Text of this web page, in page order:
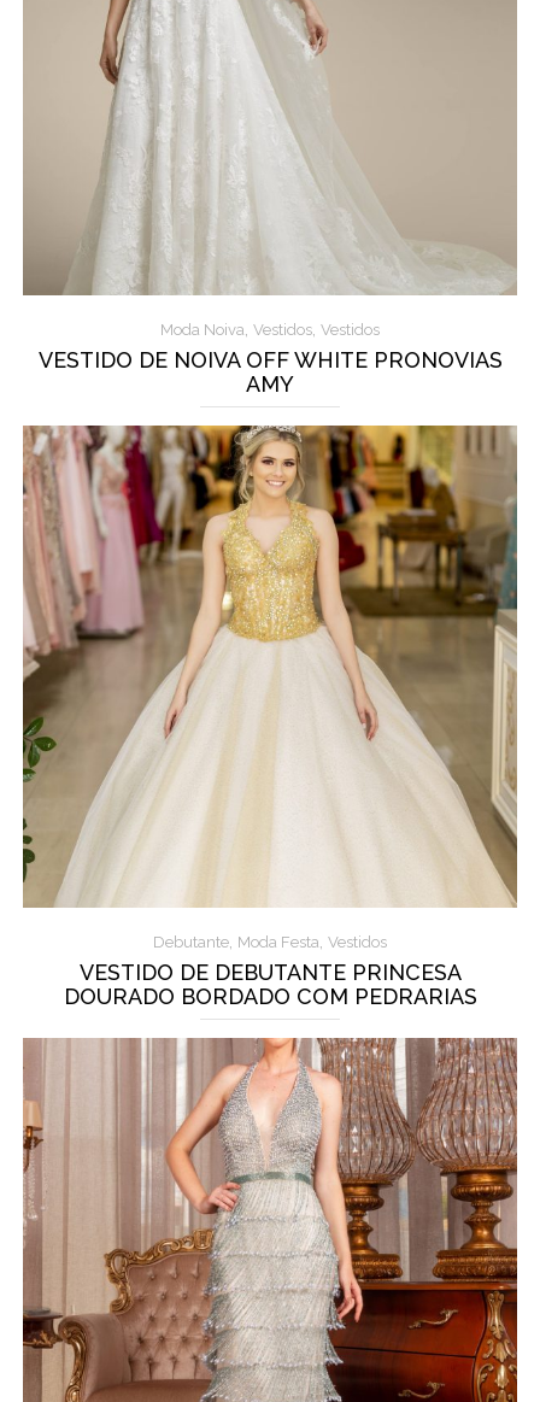
Moda Noiva, Vestidos, Vestidos
VESTIDO DE NOIVA OFF WHITE PRONOVIAS
AMY
Debutante, Moda Festa, Vestidos
VESTIDO DE DEBUTANTE PRINCESA
DOURADO BORDADO COM PEDRARIAS